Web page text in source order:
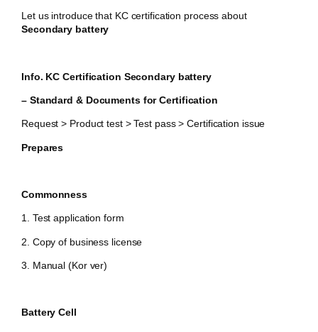
Let us introduce that KC certification process about
Secondary battery
Info. KC Certification Secondary battery
– Standard & Documents for Certification
Request > Product test > Test pass > Certification issue
Prepares
Commonness
1. Test application form
2. Copy of business license
3. Manual (Kor ver)
Battery Cell